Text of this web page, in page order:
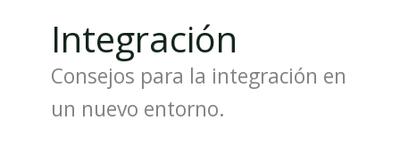
Integración
Consejos para la integración en
un nuevo entorno.